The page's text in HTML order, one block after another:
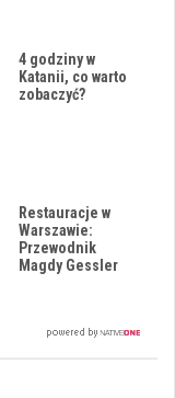
4 godziny w
Katanii, co warto
zobaczyć?
Restauracje w
Warszawie:
Przewodnik
Magdy Gessler